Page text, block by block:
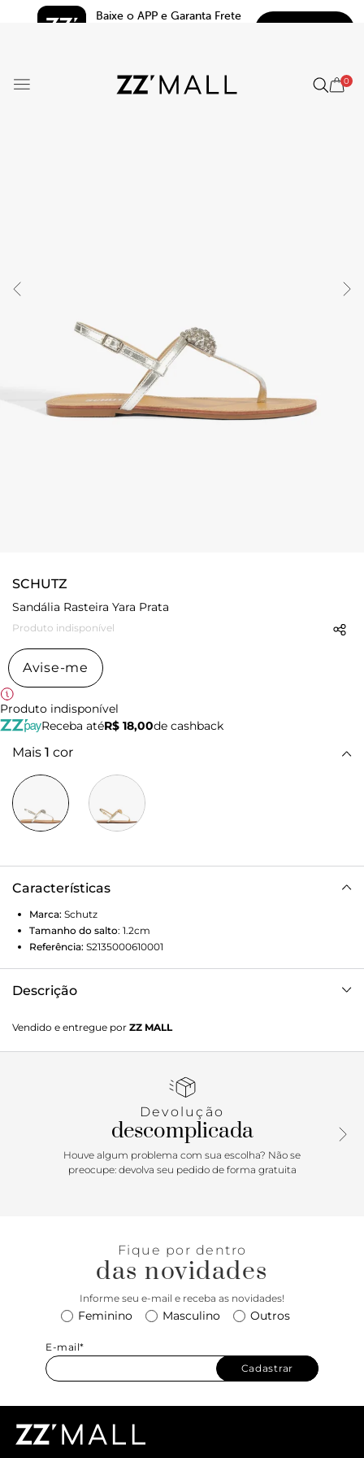
Baixe o APP e Garanta Frete
0
SCHUTZ
Sandália Rasteira Yara Prata
Produto indisponível
Avise-me
Produto indisponível
Receba atéR$ 18,00de cashback
Mais 1 cor
Características
Marca: Schutz
Tamanho do salto: 1.2cm
Referência: S2135000610001
Descrição
conforto e sofisticação. O design minimalista apresenta
tiras finas e um detalhe central de pedraria cintilante,
para eventos especiais, casamentos, formaturas ou para
Vendido e entregue por ZZ MALL
Devolução
descomplicada
Houve algum problema com sua escolha? Não se
preocupe: devolva seu pedido de forma gratuita
Fique por dentro
das novidades
Informe seu e-mail e receba as novidades!
Feminino Masculino Outros
E-mail*
Cadastrar